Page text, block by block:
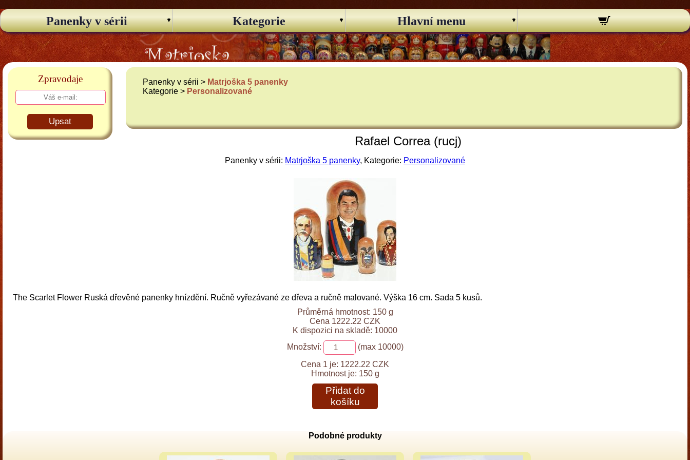
Panenky v sérii Kategorie Hlavní menu
Zpravodaje
Upsat
Panenky v sérii > Matrjoška 5 panenky
Kategorie > Personalizované
Rafael Correa (rucj)
Panenky v sérii: Matrjoška 5 panenky, Kategorie: Personalizované
The Scarlet Flower Ruská dřevěné panenky hnízdění. Ručně vyřezávané ze dřeva a ručně malované. Výška 16 cm. Sada 5 kusů.
Průměrná hmotnost: 150 g
Cena 1222.22 CZK
K dispozici na skladě: 10000
Množství:
(max 10000)
Cena 1 je: 1222.22 CZK
Hmotnost je: 150 g
Přidat do
košíku
Podobné produkty